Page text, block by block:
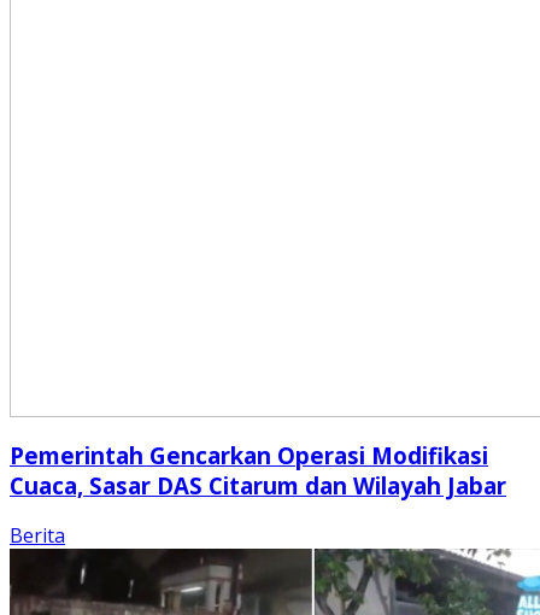
Pemerintah Gencarkan Operasi Modifikasi
Cuaca, Sasar DAS Citarum dan Wilayah Jabar
Berita